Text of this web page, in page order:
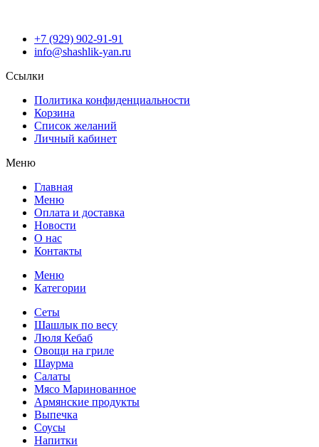
+7 (929) 902-91-91
info@shashlik-yan.ru
Ссылки
Политика конфиденциальности
Корзина
Список желаний
Личный кабинет
Меню
Главная
Меню
Оплата и доставка
Новости
О нас
Контакты
Меню
Категории
Сеты
Шашлык по весу
Люля Кебаб
Овощи на гриле
Шаурма
Салаты
Мясо Маринованное
Армянские продукты
Выпечка
Соусы
Напитки